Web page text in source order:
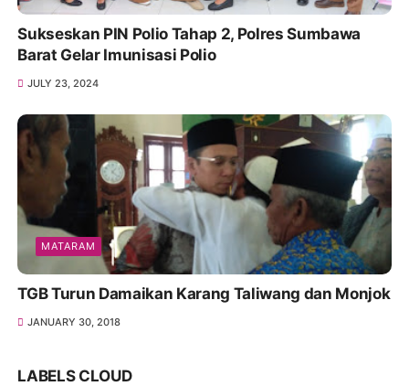
Sukseskan PIN Polio Tahap 2, Polres Sumbawa
Barat Gelar Imunisasi Polio
JULY 23, 2024
MATARAM
TGB Turun Damaikan Karang Taliwang dan Monjok
JANUARY 30, 2018
LABELS CLOUD